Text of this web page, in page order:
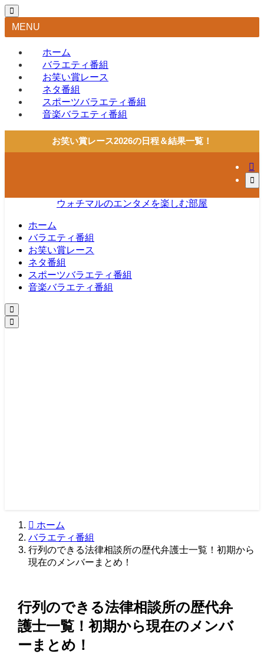
MENU
ホーム
バラエティ番組
お笑い賞レース
ネタ番組
スポーツバラエティ番組
音楽バラエティ番組
お笑い賞レース2026の日程＆結果一覧！
ウォチマルのエンタメを楽しむ部屋
ホーム
バラエティ番組
お笑い賞レース
ネタ番組
スポーツバラエティ番組
音楽バラエティ番組
ホーム
バラエティ番組
行列のできる法律相談所の歴代弁護士一覧！初期から
現在のメンバーまとめ！
行列のできる法律相談所の歴代弁
護士一覧！初期から現在のメンバ
ーまとめ！